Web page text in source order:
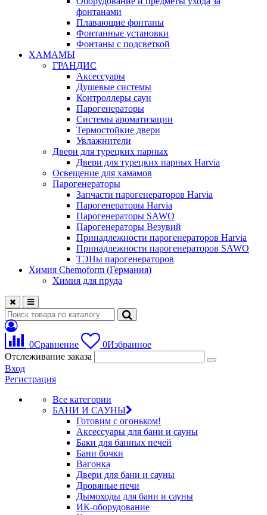
фонтанами
Плавающие фонтаны
Фонтанные установки
Фонтаны с подсветкой
ХАМАМЫ
ГРАНДИС
Аксессуары
Душевые системы
Контроллеры саун
Парогенераторы
Системы ароматизации
Термостойкие двери
Увлажнители
Двери для турецких парных
Двери для турецких парных Harvia
Освещение для хамамов
Парогенераторы
Запчасти парогенераторов Harvia
Парогенераторы Harvia
Парогенераторы SAWO
Парогенераторы Везувий
Принадлежности парогенераторов Harvia
Принадлежности парогенераторов SAWO
ТЭНы парогенераторов
Химия Chemoform (Германия)
Химия для пруда
0Сравнение 0Избранное
Отслеживание заказа
Вход
Регистрация
Все категории
БАНИ И САУНЫ
Готовим с огоньком!
Аксессуары для бани и сауны
Баки для банных печей
Бани бочки
Вагонка
Двери для бани и сауны
Дровяные печи
Дымоходы для бани и сауны
ИК-оборудование